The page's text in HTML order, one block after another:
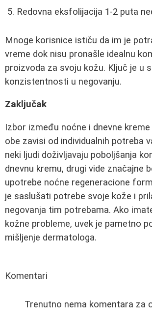
Redovna eksfolijacija 1-2 puta
Mnoge korisnice ističu da im je
vreme dok nisu pronašle idealnu
proizvoda za svoju kožu. Ključ je u
konzistentnosti u negovanju.
Zaključak
Izbor između noćne i dnevne
obe zavisi od individualnih potreba
neki ljudi doživljavaju poboljšanja
dnevnu kremu, drugi vide značajne
upotrebe noćne regeneracione
je saslušati potrebe svoje kože i
negovanja tim potrebama. Ako
kožne probleme, uvek je pametno
mišljenje dermatologa.
Komentari
Trenutno nema komentara za